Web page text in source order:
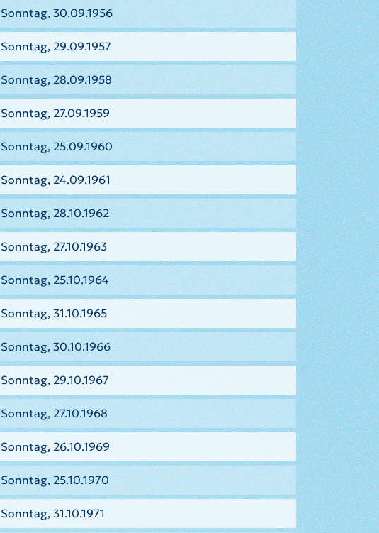
Sonntag, 30.09.1956
Sonntag, 29.09.1957
Sonntag, 28.09.1958
Sonntag, 27.09.1959
Sonntag, 25.09.1960
Sonntag, 24.09.1961
Sonntag, 28.10.1962
Sonntag, 27.10.1963
Sonntag, 25.10.1964
Sonntag, 31.10.1965
Sonntag, 30.10.1966
Sonntag, 29.10.1967
Sonntag, 27.10.1968
Sonntag, 26.10.1969
Sonntag, 25.10.1970
Sonntag, 31.10.1971